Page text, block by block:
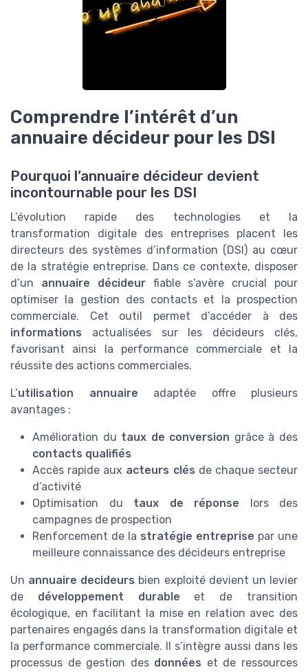
Comprendre l’intérêt d’un
annuaire décideur pour les DSI
Pourquoi l’annuaire décideur devient
incontournable pour les DSI
L’évolution rapide des technologies et la
transformation digitale des entreprises placent les
directeurs des systèmes d’information (DSI) au cœur
de la stratégie entreprise. Dans ce contexte, disposer
d’un annuaire décideurfiable s’avère crucial pour
optimiser la gestion des contacts et la prospection
commerciale. Cet outil permet d’accéder à des
informations actualisées sur les décideurs clés,
favorisant ainsi la performance commerciale et la
réussite des actions commerciales.
L’utilisation annuaire adaptée offre plusieurs
avantages :
Amélioration du taux de conversion grâce à des
contacts qualifiés
Accès rapide aux acteurs clés de chaque secteur
d’activité
Optimisation du taux de réponse lors des
campagnes de prospection
Renforcement de la stratégie entreprise par une
meilleure connaissance des décideurs entreprise
Un annuaire decideurs bien exploité devient un levier
de développement durable et de transition
écologique, en facilitant la mise en relation avec des
partenaires engagés dans la transformation digitale et
la performance commerciale. Il s’intègre aussi dans les
processus de gestion des données et de ressources